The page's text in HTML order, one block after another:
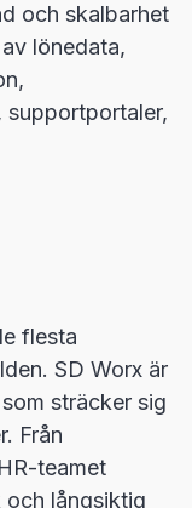
och skalbarhet
lönedata,
supportportaler,
flesta
SD Worx är
sträcker sig
Från
teamet
och långsiktig